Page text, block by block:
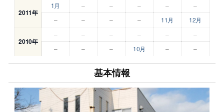
2011年
1月 – – – –
–
–
– – – 11月 12月
2010年
– – – – –
–
–
– – 10月 – –
基本情報